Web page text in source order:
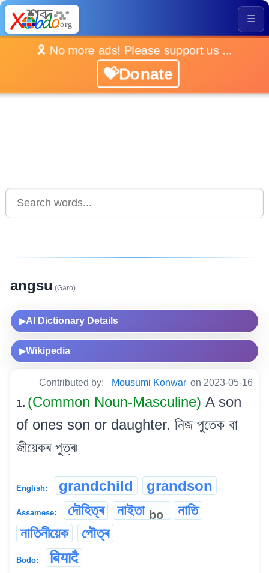
☰
🎗️ No more ads! Please support us ...
💝Donate
angsu (Garo)
▶AI Dictionary Details
▶Wikipedia
Contributed by: Mousumi Konwar on 2023-05-16
1. (Common Noun-Masculine) A son
of ones son or daughter. নিজ পুতেক বা
জীয়েকৰ পুত্ৰ৷
English: grandchild grandson
Assamese: দৌহিত্ৰ নাইতা bo
নাতি
নাতিনীয়েক
পৌত্ৰ
Bodo: बियादै